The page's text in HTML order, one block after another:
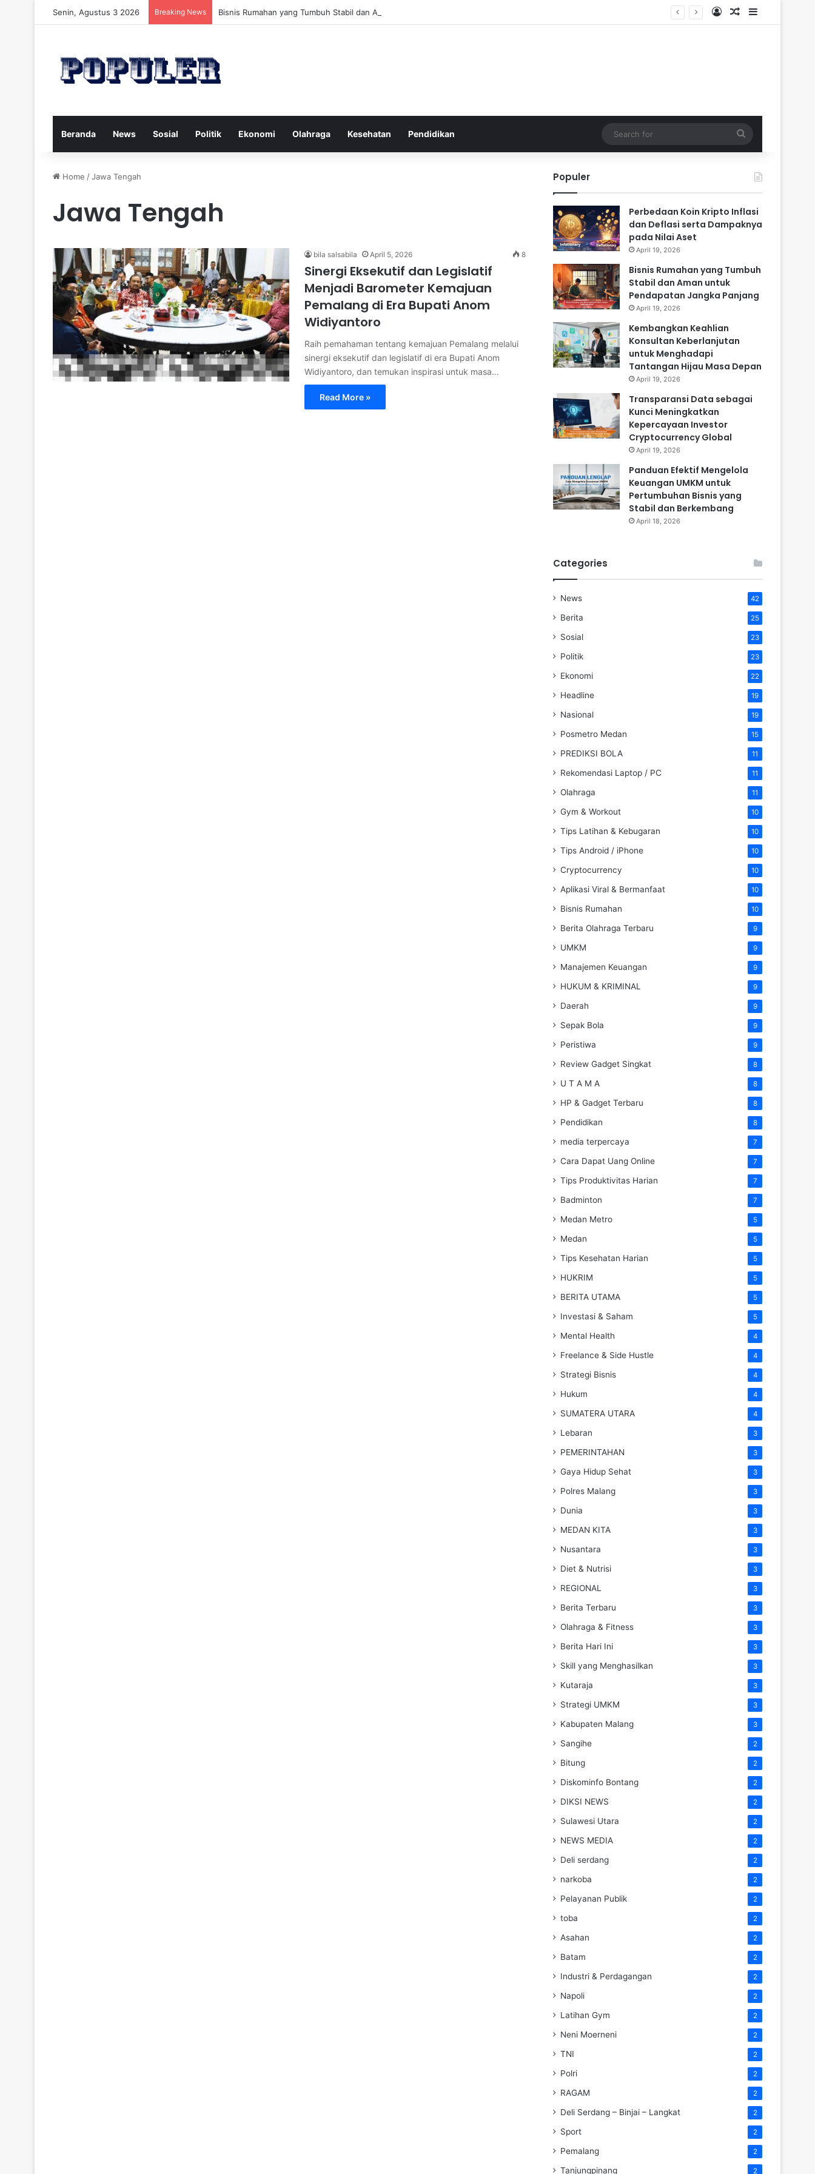
Senin, Agustus 3 2026 Breaking News Bisnis Rumahan yang Tumbuh Stabil dan Aman untuk Pendapatan Jangka Panjang Log InRandom Article
Sidebar
Beranda News Sosial Politik Ekonomi Olahraga Kesehatan Pendidikan
for
Home /Jawa Tengah
Jawa Tengah
bila salsabila April 5, 2026 8
Sinergi Eksekutif dan Legislatif
Menjadi Barometer Kemajuan
Pemalang di Era Bupati Anom
Widiyantoro
Raih pemahaman tentang kemajuan Pemalang melalui
sinergi eksekutif dan legislatif di era Bupati Anom
Widiyantoro, dan temukan inspirasi untuk masa…
Read More »
Populer
Perbedaan Koin Kripto Inflasi
dan Deflasi serta Dampaknya
pada Nilai Aset
April 19, 2026
Bisnis Rumahan yang Tumbuh
Stabil dan Aman untuk
Pendapatan Jangka Panjang
April 19, 2026
Kembangkan Keahlian
Konsultan Keberlanjutan
untuk Menghadapi
Tantangan Hijau Masa Depan
April 19, 2026
Transparansi Data sebagai
Kunci Meningkatkan
Kepercayaan Investor
Cryptocurrency Global
April 19, 2026
Panduan Efektif Mengelola
Keuangan UMKM untuk
Pertumbuhan Bisnis yang
Stabil dan Berkembang
April 18, 2026
Categories
News 42
Berita 25
Sosial 23
Politik 23
Ekonomi 22
Headline 19
Nasional 19
Posmetro Medan 15
PREDIKSI BOLA 11
Rekomendasi Laptop / PC 11
Olahraga 11
Gym & Workout 10
Tips Latihan & Kebugaran 10
Tips Android / iPhone 10
Cryptocurrency 10
Aplikasi Viral & Bermanfaat 10
Bisnis Rumahan 10
Berita Olahraga Terbaru 9
UMKM 9
Manajemen Keuangan 9
HUKUM & KRIMINAL 9
Daerah 9
Sepak Bola 9
Peristiwa 9
Review Gadget Singkat 8
U T A M A 8
HP & Gadget Terbaru 8
Pendidikan 8
media terpercaya 7
Cara Dapat Uang Online 7
Tips Produktivitas Harian 7
Badminton 7
Medan Metro 5
Medan 5
Tips Kesehatan Harian 5
HUKRIM 5
BERITA UTAMA 5
Investasi & Saham 5
Mental Health 4
Freelance & Side Hustle 4
Strategi Bisnis 4
Hukum 4
SUMATERA UTARA 4
Lebaran 3
PEMERINTAHAN 3
Gaya Hidup Sehat 3
Polres Malang 3
Dunia 3
MEDAN KITA 3
Nusantara 3
Diet & Nutrisi 3
REGIONAL 3
Berita Terbaru 3
Olahraga & Fitness 3
Berita Hari Ini 3
Skill yang Menghasilkan 3
Kutaraja 3
Strategi UMKM 3
Kabupaten Malang 3
Sangihe 2
Bitung 2
Diskominfo Bontang 2
DIKSI NEWS 2
Sulawesi Utara 2
NEWS MEDIA 2
Deli serdang 2
narkoba 2
Pelayanan Publik 2
toba 2
Asahan 2
Batam 2
Industri & Perdagangan 2
Napoli 2
Latihan Gym 2
Neni Moerneni 2
TNI 2
Polri 2
RAGAM 2
Deli Serdang – Binjai – Langkat 2
Sport 2
Pemalang 2
Tanjungpinang 2